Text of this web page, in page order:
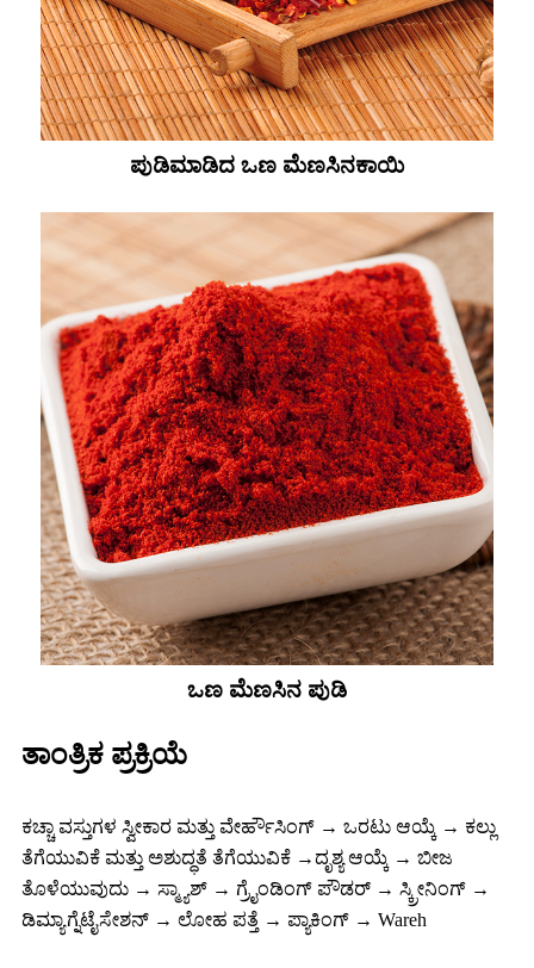
ಪುಡಿಮಾಡಿದ ಒಣ ಮೆಣಸಿನಕಾಯಿ
ಒಣ ಮೆಣಸಿನ ಪುಡಿ
ತಾಂತ್ರಿಕ ಪ್ರಕ್ರಿಯೆ
ಕಚ್ಚಾ ವಸ್ತುಗಳ ಸ್ವೀಕಾರ ಮತ್ತು ವೇರ್ಹೌಸಿಂಗ್ → ಒರಟು ಆಯ್ಕೆ → ಕಲ್ಲು
ತೆಗೆಯುವಿಕೆ ಮತ್ತು ಅಶುದ್ಧತೆ ತೆಗೆಯುವಿಕೆ →ದೃಶ್ಯ ಆಯ್ಕೆ → ಬೀಜ
ತೊಳೆಯುವುದು → ಸ್ಮ್ಯಾಶ್ → ಗ್ರೈಂಡಿಂಗ್ ಪೌಡರ್ → ಸ್ಕ್ರೀನಿಂಗ್ →
ಡಿಮ್ಯಾಗ್ನೆಟೈಸೇಶನ್ → ಲೋಹ ಪತ್ತೆ → ಪ್ಯಾಕಿಂಗ್ → Wareh